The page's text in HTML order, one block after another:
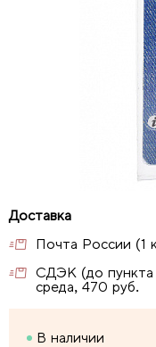
Почта России (1
СДЭК (до пункта
среда, 470 руб.
В наличии